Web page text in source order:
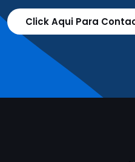
Click Aqui Para